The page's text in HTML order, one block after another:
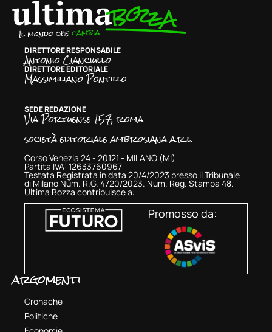
DIRETTORE RESPONSABILE
Antonio Cianciullo
DIRETTORE EDITORIALE
Massimiliano Pontillo
SEDE REDAZIONE
Via Portuense 157, roma
società editoriale ambrosiana a.r.l.
Corso Venezia 24 - 20121 - MILANO (MI)
Partita IVA: 12633760967
Testata Registrata in data 20/4/2023 presso il Tribunale
di Milano Num. R.G. 4720/2023. Num. Reg. Stampa 48.
Ultima Bozza contribuisce a:
Promosso da:
argomenti
Cronache
Politiche